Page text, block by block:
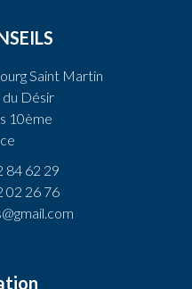
Saint Martin
du Désir
10ème
84 62 29
02 26 76